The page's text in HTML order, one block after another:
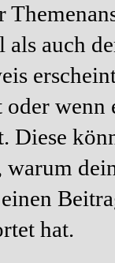
auch
oder
Diese
hat.